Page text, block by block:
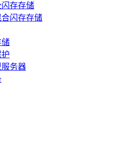
存存储
闪存存储
储
务器